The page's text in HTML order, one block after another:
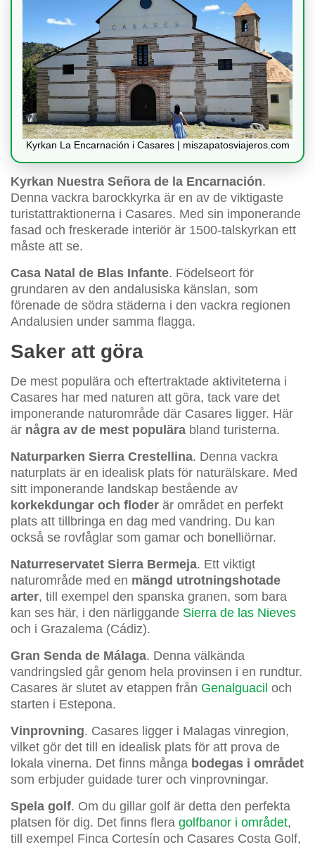
Kyrkan La Encarnación i Casares | miszapatosviajeros.com
Kyrkan Nuestra Señora de la Encarnación.
Denna vackra barockkyrka är en av de viktigaste
turistattraktionerna i Casares. Med sin imponerande
fasad och freskerade interiör är 1500-talskyrkan ett
måste att se.
Casa Natal de Blas Infante. Födelseort för
grundaren av den andalusiska känslan, som
förenade de södra städerna i den vackra regionen
Andalusien under samma flagga.
Saker att göra
De mest populära och eftertraktade aktiviteterna i
Casares har med naturen att göra, tack vare det
imponerande naturområde där Casares ligger. Här
är några av de mest populära bland turisterna.
Naturparken Sierra Crestellina. Denna vackra
naturplats är en idealisk plats för naturälskare. Med
sitt imponerande landskap bestående av
korkekdungar och floder är området en perfekt
plats att tillbringa en dag med vandring. Du kan
också se rovfåglar som gamar och bonelliörnar.
Naturreservatet Sierra Bermeja. Ett viktigt
naturområde med en mängd utrotningshotade
arter, till exempel den spanska granen, som bara
kan ses här, i den närliggande Sierra de las Nieves
och i Grazalema (Cádiz).
Gran Senda de Málaga. Denna välkända
vandringsled går genom hela provinsen i en rundtur.
Casares är slutet av etappen från Genalguacil och
starten i Estepona.
Vinprovning. Casares ligger i Malagas vinregion,
vilket gör det till en idealisk plats för att prova de
lokala vinerna. Det finns många bodegas i området
som erbjuder guidade turer och vinprovningar.
Spela golf. Om du gillar golf är detta den perfekta
platsen för dig. Det finns flera golfbanor i området,
till exempel Finca Cortesín och Casares Costa Golf,